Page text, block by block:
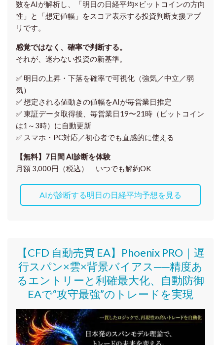
数をAIが解析し、「明日の日経平均×ビットコインの方向
性」と「想定値幅」をスコア表示する投資判断支援アプ
リです。
感覚ではなく、確率で判断する。
それが、迷わない投資の新基準。
✅ 明日の上昇・下落を確率で可視化（強気／中立／弱
気）
✅ 想定される値動きの値幅をAIが毎営業日推定
✅ 東証データ取得後、 毎営業日19〜21時（ビットコイン
は1～3時）に自動更新
✅ スマホ・PC対応／初心者でも直感的に使える
【無料】7日間 AI診断を体験
月額 3,000円（税込）｜いつでも解約OK
AIが診断する明日の日経平均予想を見る
【CFD 自動売買 EA】Phoenix PRO｜遅
行スパン×雲×背景バイアス──精度あ
るエントリーと利確最大化、自動防御
EAで“攻守最強”のトレードを実現